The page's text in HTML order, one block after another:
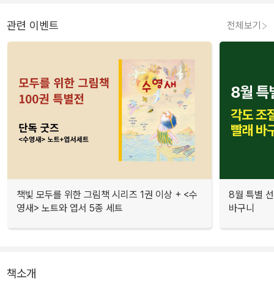
관련 이벤트 전체보기
책빛 모두를 위한 그림책 시리즈 1권 이상 + <수
영새> 노트와 엽서 5종 세트
8월 특별
바구니
책소개